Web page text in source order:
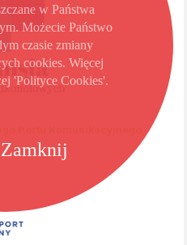
Portu Komunikacyjnego
Zamknij
w Państwa
Możecie Państwo
czasie zmiany
cookies. Więcej
'Polityce Cookies'.